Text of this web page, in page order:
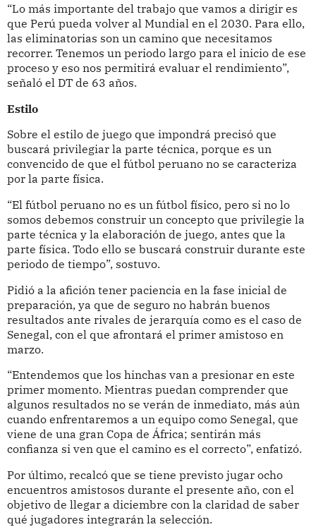
“Lo más importante del trabajo que vamos a dirigir es
que Perú pueda volver al Mundial en el 2030. Para ello,
las eliminatorias son un camino que necesitamos
recorrer. Tenemos un periodo largo para el inicio de ese
proceso y eso nos permitirá evaluar el rendimiento”,
señaló el DT de 63 años.
Estilo
Sobre el estilo de juego que impondrá precisó que
buscará privilegiar la parte técnica, porque es un
convencido de que el fútbol peruano no se caracteriza
por la parte física.
“El fútbol peruano no es un fútbol físico, pero si no lo
somos debemos construir un concepto que privilegie la
parte técnica y la elaboración de juego, antes que la
parte física. Todo ello se buscará construir durante este
periodo de tiempo”, sostuvo.
Pidió a la afición tener paciencia en la fase inicial de
preparación, ya que de seguro no habrán buenos
resultados ante rivales de jerarquía como es el caso de
Senegal, con el que afrontará el primer amistoso en
marzo.
“Entendemos que los hinchas van a presionar en este
primer momento. Mientras puedan comprender que
algunos resultados no se verán de inmediato, más aún
cuando enfrentaremos a un equipo como Senegal, que
viene de una gran Copa de África; sentirán más
confianza si ven que el camino es el correcto”, enfatizó.
Por último, recalcó que se tiene previsto jugar ocho
encuentros amistosos durante el presente año, con el
objetivo de llegar a diciembre con la claridad de saber
qué jugadores integrarán la selección.